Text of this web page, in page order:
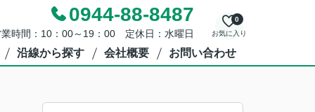
0944-88-8487
時間：10：00～19：00 定休日：水曜日 お気に入り
0
沿線から探す 会社概要 お問い合わせ